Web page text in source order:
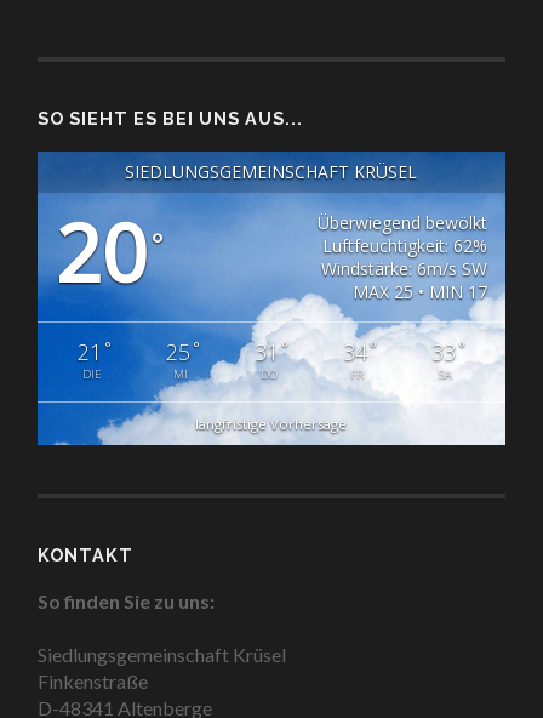
SO SIEHT ES BEI UNS AUS...
SIEDLUNGSGEMEINSCHAFT KRÜSEL
20°
Überwiegend bewölkt
Luftfeuchtigkeit: 62%
Windstärke: 6m/s SW
MAX 25 • MIN 17
21 °
DIE
25°
MI
31°
DO
34°
FR
33°
SA
langfristige Vorhersage
KONTAKT
So finden Sie zu uns:
Siedlungsgemeinschaft Krüsel
Finkenstraße
D-48341 Altenberge